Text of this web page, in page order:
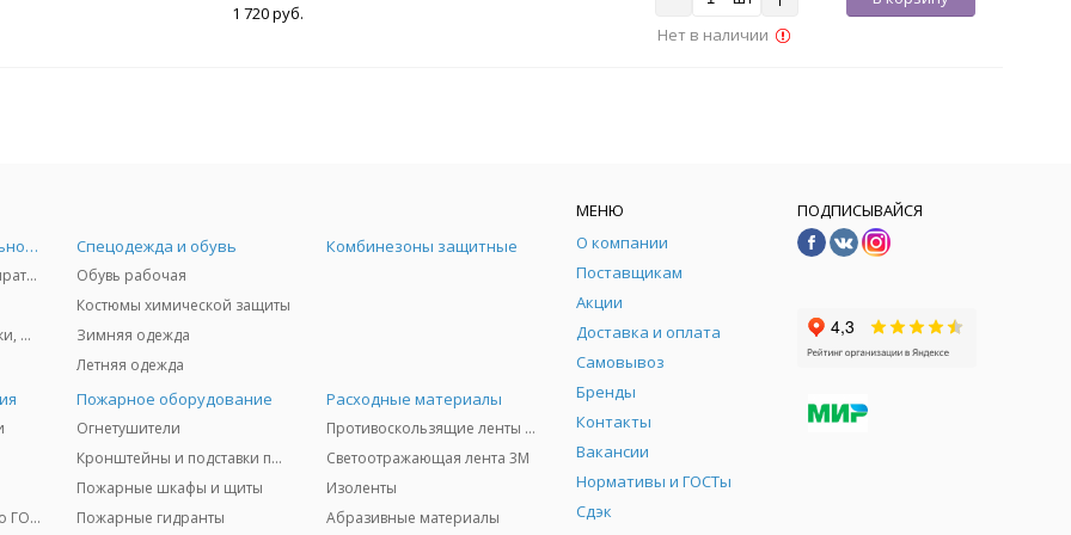
1 720 руб.
Нет в наличии
Средства индивидуальной защиты
Защита дыхания - респираторы, противогазы, фильтры, дозиметры
Защита глаз и лица - очки, щитки
Спецодежда и обувь
Обувь рабочая
Костюмы химической защиты
Зимняя одежда
Летняя одежда
Комбинезоны защитные
Медицинское имущество ГО и ЧС
Пожарное оборудование
Огнетушители
Кронштейны и подставки под огнетушители
Пожарные шкафы и щиты
Пожарные гидранты
Расходные материалы
Противоскользящие ленты 3М
Светоотражающая лента 3M
Изоленты
Абразивные материалы
МЕНЮ
О компании
Поставщикам
Акции
Доставка и оплата
Самовывоз
Бренды
Контакты
Вакансии
Нормативы и ГОСТы
Сдэк
ПОДПИСЫВАЙСЯ